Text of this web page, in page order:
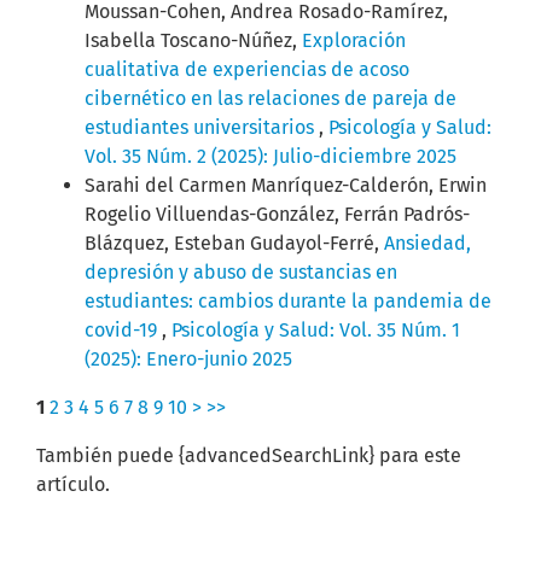
Moussan-Cohen, Andrea Rosado-Ramírez,
Isabella Toscano-Núñez, Exploración
cualitativa de experiencias de acoso
cibernético en las relaciones de pareja de
estudiantes universitarios , Psicología y Salud:
Vol. 35 Núm. 2 (2025): Julio-diciembre 2025
Sarahi del Carmen Manríquez-Calderón, Erwin
Rogelio Villuendas-González, Ferrán Padrós-
Blázquez, Esteban Gudayol-Ferré, Ansiedad,
depresión y abuso de sustancias en
estudiantes: cambios durante la pandemia de
covid-19 , Psicología y Salud: Vol. 35 Núm. 1
(2025): Enero-junio 2025
1 2 3 4 5 6 7 8 9 10 > >>
También puede {advancedSearchLink} para este
artículo.